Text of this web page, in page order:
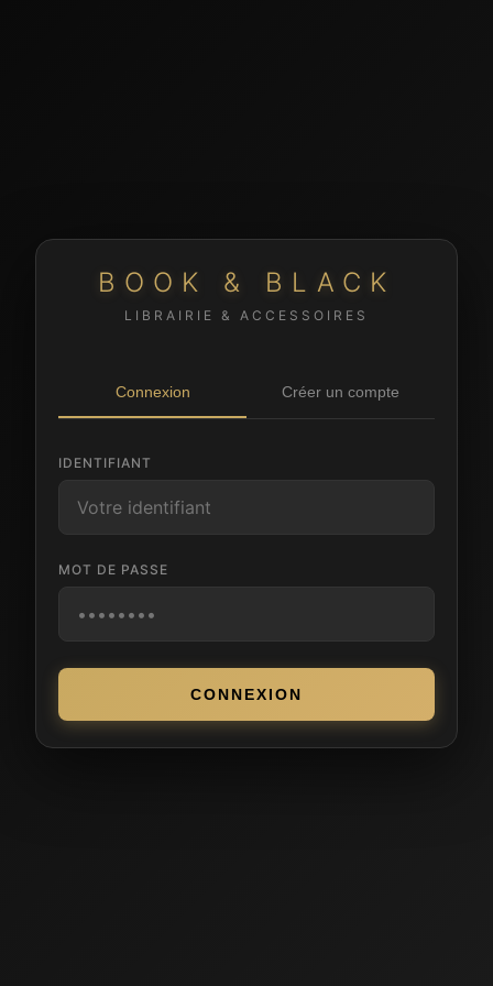
BOOK & BLACK
LIBRAIRIE & ACCESSOIRES
Connexion Créer un compte
IDENTIFIANT
MOT DE PASSE
CONNEXION